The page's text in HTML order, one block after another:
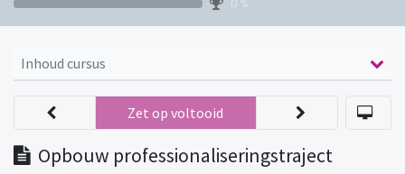
0 %
Inhoud cursus
Opbouw professionaliseringstraject
Zet op voltooid